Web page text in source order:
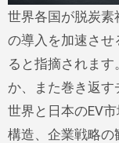
世界各国が脱炭素社会の実現に向けてEV（電気自動車）
の導入を加速さ
ると指摘されま
か、また巻き返す
世界と日本のEV
構造、企業戦略の